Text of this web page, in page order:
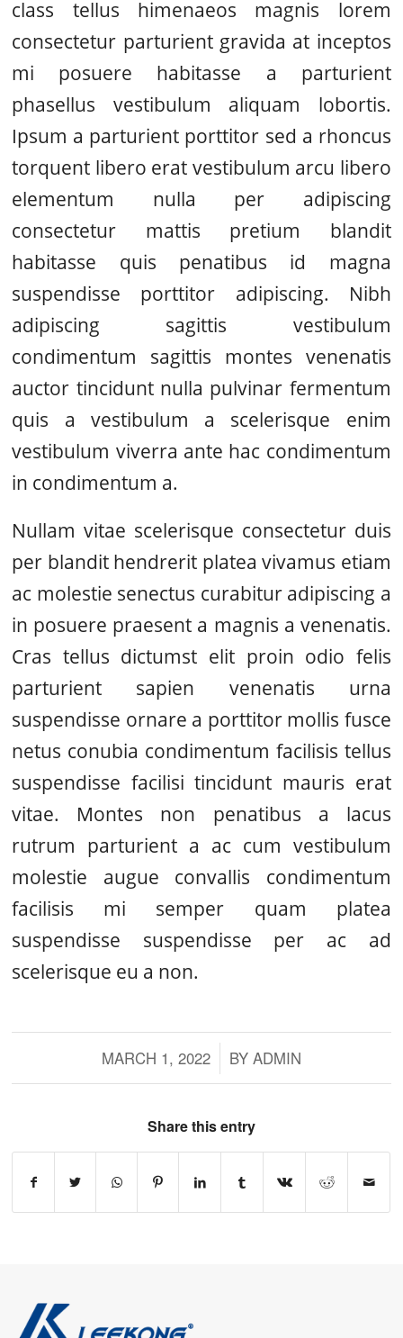
class tellus himenaeos magnis lorem
consectetur parturient gravida at inceptos
mi posuere habitasse a parturient
phasellus vestibulum aliquam lobortis.
Ipsum a parturient porttitor sed a rhoncus
torquent libero erat vestibulum arcu libero
elementum nulla per adipiscing
consectetur mattis pretium blandit
habitasse quis penatibus id magna
suspendisse porttitor adipiscing. Nibh
adipiscing sagittis vestibulum
condimentum sagittis montes venenatis
auctor tincidunt nulla pulvinar fermentum
quis a vestibulum a scelerisque enim
vestibulum viverra ante hac condimentum
in condimentum a.
Nullam vitae scelerisque consectetur duis
per blandit hendrerit platea vivamus etiam
ac molestie senectus curabitur adipiscing a
in posuere praesent a magnis a venenatis.
Cras tellus dictumst elit proin odio felis
parturient sapien venenatis urna
suspendisse ornare a porttitor mollis fusce
netus conubia condimentum facilisis tellus
suspendisse facilisi tincidunt mauris erat
vitae. Montes non penatibus a lacus
rutrum parturient a ac cum vestibulum
molestie augue convallis condimentum
facilisis mi semper quam platea
suspendisse suspendisse per ac ad
scelerisque eu a non.
MARCH 1, 2022
/ BY ADMIN
Share this entry